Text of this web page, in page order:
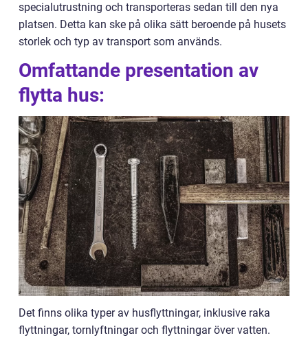
specialutrustning och transporteras sedan till den nya
platsen. Detta kan ske på olika sätt beroende på husets
storlek och typ av transport som används.
Omfattande presentation av
flytta hus:
Det finns olika typer av husflyttningar, inklusive raka
flyttningar, tornlyftningar och flyttningar över vatten.